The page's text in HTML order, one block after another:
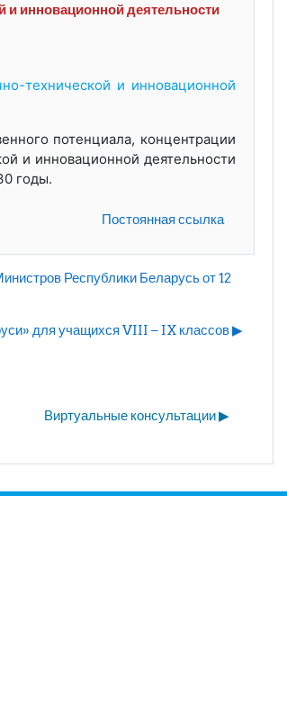
инновационной деятельности
технической и инновационной
потенциала, концентрации
и инновационной деятельности
годы.
Постоянная ссылка
Республики Беларусь от 12
для учащихся VIII – IX классов ▶︎
Виртуальные консультации ▶︎